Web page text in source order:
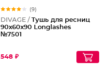
(9)
DIVAGE / Тушь для ресниц
90x60x90 Longlashes
№7501
548 ₽